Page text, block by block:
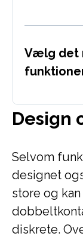
Vælg det
Design
Selvom
designet
store og
diskrete.